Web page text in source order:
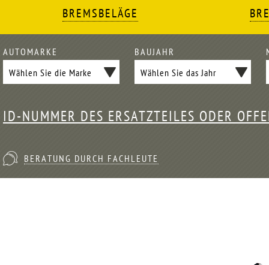
BREMSBELÄGE
AUTOMARKE BAUJAHR
ID-NUMMER DES ERSATZTEILES ODER
BERATUNG DURCH FACHLEUTE